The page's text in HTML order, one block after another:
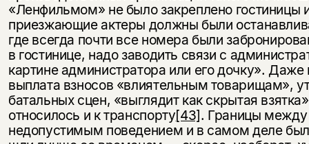
«Ленфильмом» не было закреплено гостиницы
приезжающие актеры должны были
где всегда почти все номера были
в гостинице, надо заводить связи с
картине администратора или его дочку».
выплата взносов «влиятельным товарищам»,
батальных сцен, «выглядит как скрытая
относилось и к транспорту[43]. Границы
недопустимым поведением и в самом деле